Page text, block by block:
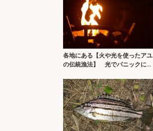
各地にある【火や光を使ったアユ
の伝統漁法】 光でパニックにさ